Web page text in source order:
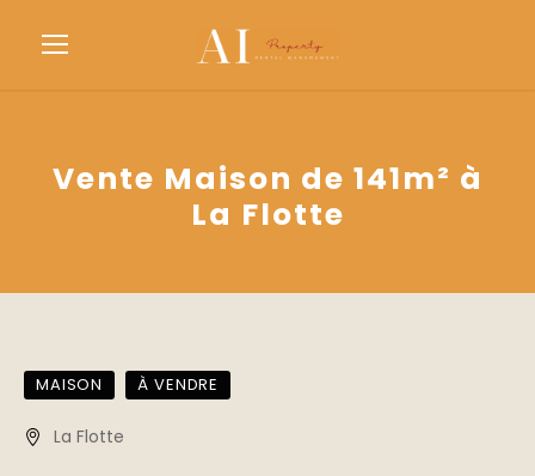
Vente Maison de 141m² à
La Flotte
MAISON À VENDRE
La Flotte